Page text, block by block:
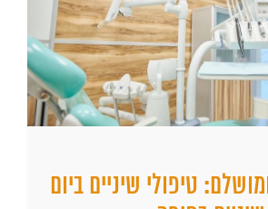
טיפולי שיניים ביום